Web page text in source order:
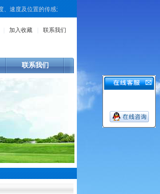
及位置的传感元件。KUBLER作为该领域的一个品牌，其
加入收藏 联系我们
联系我们